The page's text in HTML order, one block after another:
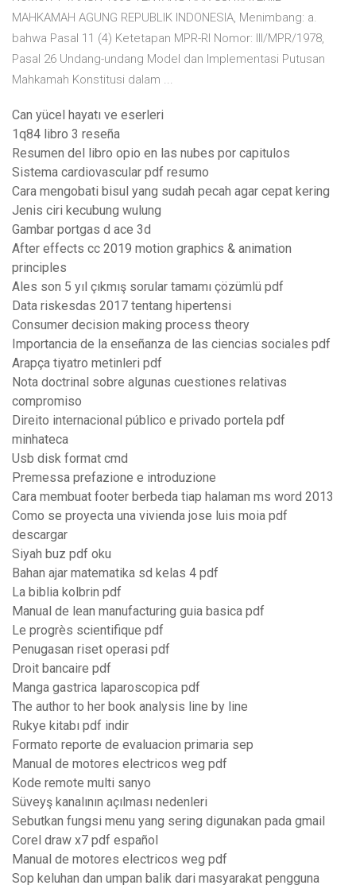
MAHKAMAH AGUNG REPUBLIK INDONESIA, Menimbang: a.
bahwa Pasal 11 (4) Ketetapan MPR-RI Nomor: III/MPR/1978,
Pasal 26 Undang-undang Model dan Implementasi Putusan
Mahkamah Konstitusi dalam ...
Can yücel hayatı ve eserleri
1q84 libro 3 reseña
Resumen del libro opio en las nubes por capitulos
Sistema cardiovascular pdf resumo
Cara mengobati bisul yang sudah pecah agar cepat kering
Jenis ciri kecubung wulung
Gambar portgas d ace 3d
After effects cc 2019 motion graphics & animation
principles
Ales son 5 yıl çıkmış sorular tamamı çözümlü pdf
Data riskesdas 2017 tentang hipertensi
Consumer decision making process theory
Importancia de la enseñanza de las ciencias sociales pdf
Arapça tiyatro metinleri pdf
Nota doctrinal sobre algunas cuestiones relativas
compromiso
Direito internacional público e privado portela pdf
minhateca
Usb disk format cmd
Premessa prefazione e introduzione
Cara membuat footer berbeda tiap halaman ms word 2013
Como se proyecta una vivienda jose luis moia pdf
descargar
Siyah buz pdf oku
Bahan ajar matematika sd kelas 4 pdf
La biblia kolbrin pdf
Manual de lean manufacturing guia basica pdf
Le progrès scientifique pdf
Penugasan riset operasi pdf
Droit bancaire pdf
Manga gastrica laparoscopica pdf
The author to her book analysis line by line
Rukye kitabı pdf indir
Formato reporte de evaluacion primaria sep
Manual de motores electricos weg pdf
Kode remote multi sanyo
Süveyş kanalının açılması nedenleri
Sebutkan fungsi menu yang sering digunakan pada gmail
Corel draw x7 pdf español
Manual de motores electricos weg pdf
Sop keluhan dan umpan balik dari masyarakat pengguna